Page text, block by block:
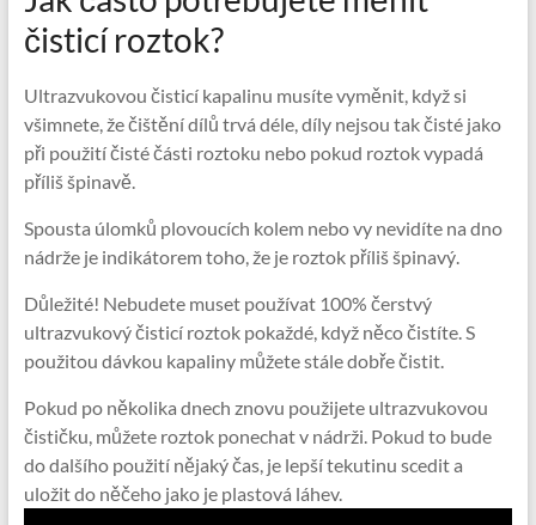
čisticí roztok?
Ultrazvukovou čisticí kapalinu musíte vyměnit, když si
všimnete, že čištění dílů trvá déle, díly nejsou tak čisté jako
při použití čisté části roztoku nebo pokud roztok vypadá
příliš špinavě.
Spousta úlomků plovoucích kolem nebo vy nevidíte na dno
nádrže je indikátorem toho, že je roztok příliš špinavý.
Důležité! Nebudete muset používat 100% čerstvý
ultrazvukový čisticí roztok pokaždé, když něco čistíte. S
použitou dávkou kapaliny můžete stále dobře čistit.
Pokud po několika dnech znovu použijete ultrazvukovou
čističku, můžete roztok ponechat v nádrži. Pokud to bude
do dalšího použití nějaký čas, je lepší tekutinu scedit a
uložit do něčeho jako je plastová láhev.